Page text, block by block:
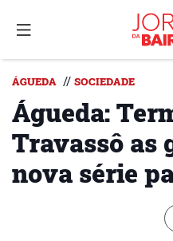
ÁGUEDA // SOCIEDADE
Águeda:
Travassô as
nova série